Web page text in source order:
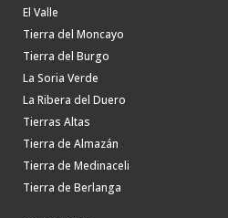
El Valle
Tierra del Moncayo
Tierra del Burgo
La Soria Verde
La Ribera del Duero
Tierras Altas
Tierra de Almazán
Tierra de Medinaceli
Tierra de Berlanga